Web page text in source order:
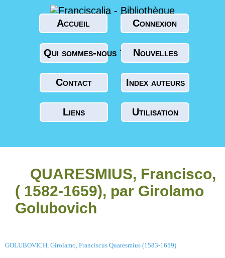
Accueil Connexion
Qui sommes-nous ? Nouvelles
Contact Index auteurs
Liens Utilisation
QUARESMIUS, Francisco,
( 1582-1659), par Girolamo
Golubovich
GOLUBOVICH, Girolamo, Franciscus Quaresmius (1583-1659)